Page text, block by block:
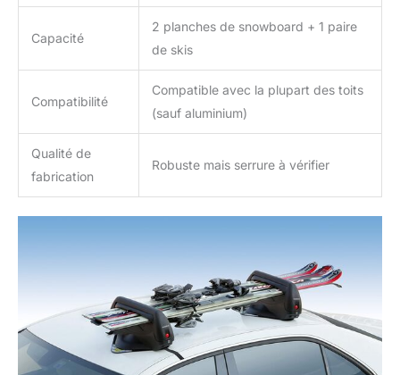
Capacité
2 planches de snowboard + 1 paire
de skis
Compatibilité
Compatible avec la plupart des toits
(sauf aluminium)
Qualité de
fabrication
Robuste mais serrure à vérifier